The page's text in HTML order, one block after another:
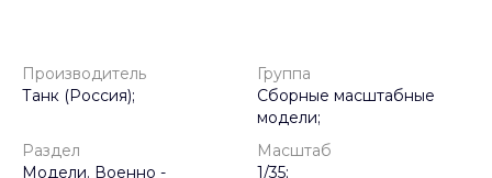
Производитель
Танк (Россия);
Группа
Сборные масштабные
модели;
Раздел
Модели. Военно -
Масштаб
1/35;